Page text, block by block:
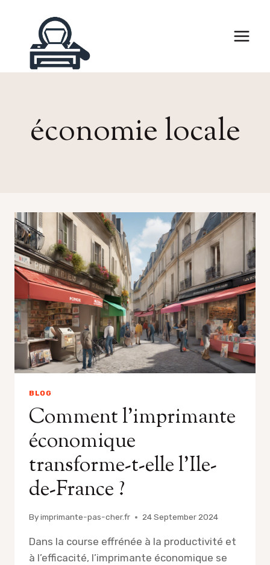
économie locale
BLOG
Comment l’imprimante
économique
transforme-t-elle l’Ile-
de-France ?
Byimprimante-pas-cher.fr 24 September 2024
Dans la course effrénée à la productivité et
à l’efficacité, l’imprimante économique se